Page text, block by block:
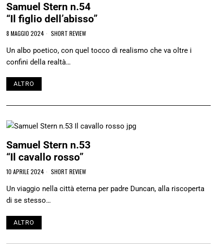
Samuel Stern n.54
“Il figlio dell’abisso”
8 MAGGIO 2024 SHORT REVIEW
Un albo poetico, con quel tocco di realismo che va oltre i
confini della realtà…
ALTRO
Samuel Stern n.53
“Il cavallo rosso”
10 APRILE 2024 SHORT REVIEW
Un viaggio nella città eterna per padre Duncan, alla riscoperta
di se stesso…
ALTRO